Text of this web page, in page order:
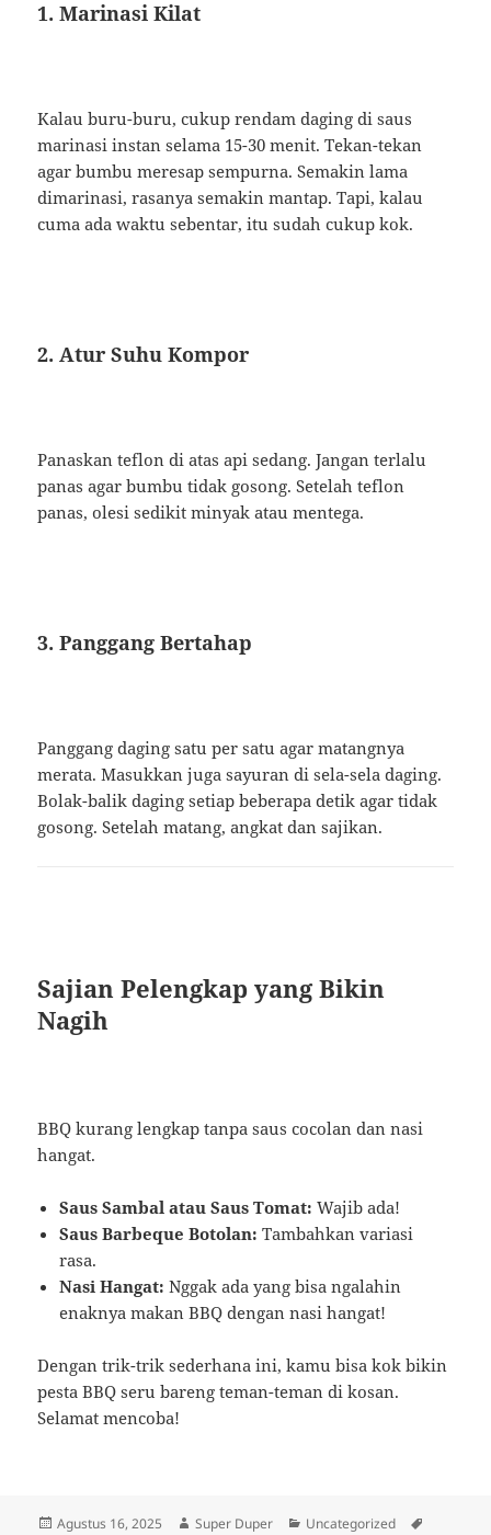
1. Marinasi Kilat
Kalau buru-buru, cukup rendam daging di saus
marinasi instan selama 15-30 menit. Tekan-tekan
agar bumbu meresap sempurna. Semakin lama
dimarinasi, rasanya semakin mantap. Tapi, kalau
cuma ada waktu sebentar, itu sudah cukup kok.
2. Atur Suhu Kompor
Panaskan teflon di atas api sedang. Jangan terlalu
panas agar bumbu tidak gosong. Setelah teflon
panas, olesi sedikit minyak atau mentega.
3. Panggang Bertahap
Panggang daging satu per satu agar matangnya
merata. Masukkan juga sayuran di sela-sela daging.
Bolak-balik daging setiap beberapa detik agar tidak
gosong. Setelah matang, angkat dan sajikan.
Sajian Pelengkap yang Bikin
Nagih
BBQ kurang lengkap tanpa saus cocolan dan nasi
hangat.
Saus Sambal atau Saus Tomat: Wajib ada!
Saus Barbeque Botolan: Tambahkan variasi
rasa.
Nasi Hangat: Nggak ada yang bisa ngalahin
enaknya makan BBQ dengan nasi hangat!
Dengan trik-trik sederhana ini, kamu bisa kok bikin
pesta BBQ seru bareng teman-teman di kosan.
Selamat mencoba!
Diposkan
Agustus 16, 2025 Penulis
Super Duper Kategori
Uncategorized